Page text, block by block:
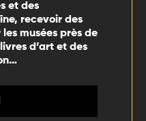
et des
recevoir des
musées près de
d’art et des